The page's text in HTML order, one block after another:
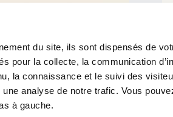
du site, ils sont dispensés de
pour la collecte, la communication
la connaissance et le suivi des
analyse de notre trafic. Vous
à gauche.